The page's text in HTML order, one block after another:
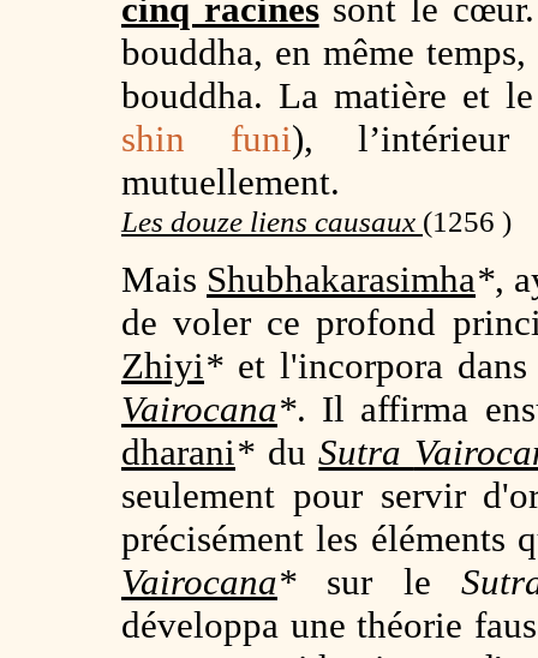
cinq racinessont le
bouddha, en même
bouddha. La matière et
shin funi), l’intérieur
mutuellement.
Les douze liens causaux (1256 )
Mais Shubhakarasimha*,
de voler ce profond
Zhiyi* et l'incorpora
Vairocana*. Il affirma
dharani* duSutra
seulement pour servir
précisément les
Vairocana* sur le
développa une théorie